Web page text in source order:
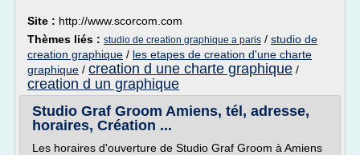
Site : http://www.scorcom.com
Thèmes liés : studio de creation graphique a paris / studio de
creation graphique / les etapes de creation d'une charte
graphique / creation d une charte graphique /
creation d un graphique
Studio Graf Groom Amiens, tél, adresse,
horaires, Création ...
Les horaires d'ouverture de Studio Graf Groom à Amiens